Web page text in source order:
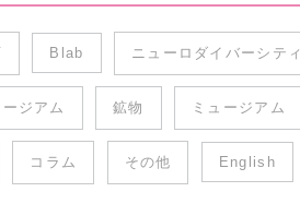
Blab ニューロダイバーシティ
ジアム 鉱物 ミュージアム
コラム その他 English